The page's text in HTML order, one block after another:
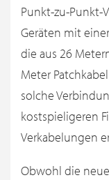
Punkt-zu-Punkt-
Geräten mit
die aus 26
Meter
solche
kostspieligeren
Verkabelungen
Obwohl die